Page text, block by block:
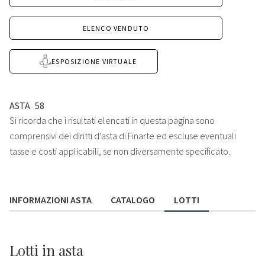
ELENCO VENDUTO
ESPOSIZIONE VIRTUALE
ASTA 58
Si ricorda che i risultati elencati in questa pagina sono
comprensivi dei diritti d'asta di Finarte ed escluse eventuali
tasse e costi applicabili, se non diversamente specificato.
INFORMAZIONI ASTA CATALOGO LOTTI
Lotti in asta